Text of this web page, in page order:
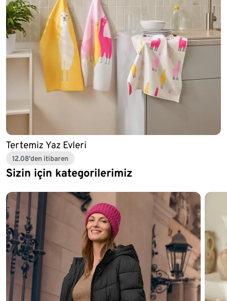
Tertemiz Yaz Evleri
12.08'den itibaren
Sizin için kategorilerimiz